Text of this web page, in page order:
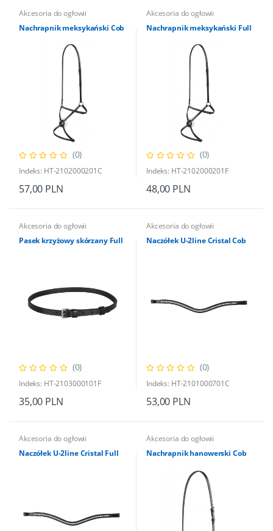
Akcesoria do ogłowii
Nachrapnik meksykański Cob
(0)
Indeks: HT-2102000201C
57,00 PLN
Akcesoria do ogłowii
Nachrapnik meksykański Full
(0)
Indeks: HT-2102000201F
48,00 PLN
Akcesoria do ogłowii
Pasek krzyżowy skórzany Full
(0)
Indeks: HT-2103000101F
35,00 PLN
Akcesoria do ogłowii
Naczółek U-2line Cristal Cob
(0)
Indeks: HT-2101000701C
53,00 PLN
Akcesoria do ogłowii
Naczółek U-2line Cristal Full
Akcesoria do ogłowii
Nachrapnik hanowerski Cob